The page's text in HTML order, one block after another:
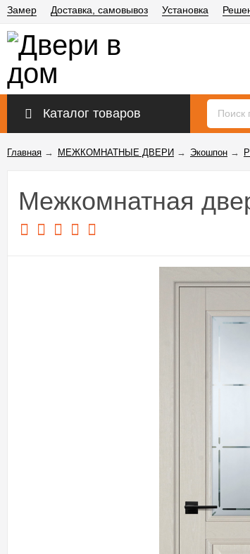
Замер Доставка, самовывоз Установка
Каталог товаров
Главная → МЕЖКОМНАТНЫЕ ДВЕРИ → Экошпон →
Межкомнатная